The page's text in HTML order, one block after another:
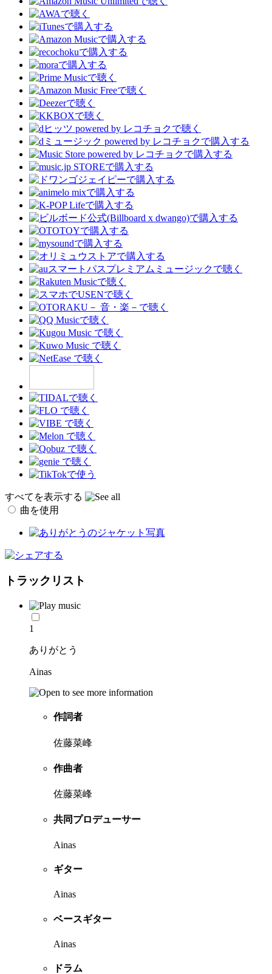
すべてを表示する
曲を使用
トラックリスト
1
ありがとう
Ainas
作詞者
佐藤菜峰
作曲者
佐藤菜峰
共同プロデューサー
Ainas
ギター
Ainas
ベースギター
Ainas
ドラム